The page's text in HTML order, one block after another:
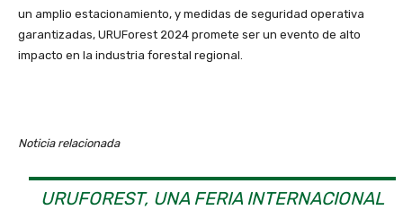
un amplio estacionamiento, y medidas de seguridad operativa
garantizadas, URUForest 2024 promete ser un evento de alto
impacto en la industria forestal regional.
Noticia relacionada
URUFOREST, UNA FERIA INTERNACIONAL